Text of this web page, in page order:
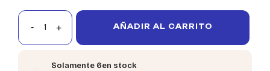
AÑADIR AL CARRITO
Solamente 6en stock